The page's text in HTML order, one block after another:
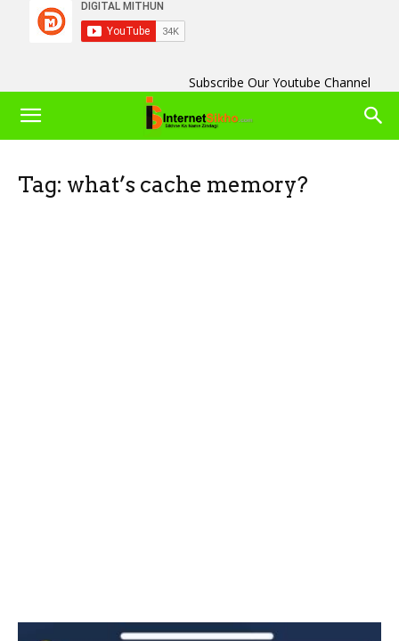
Subscribe Our Youtube Channel
Tag: what’s cache memory?